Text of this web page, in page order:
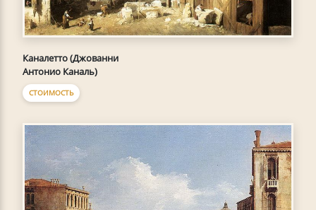
Каналетто (Джованни
Антонио Каналь)
СТОИМОСТЬ